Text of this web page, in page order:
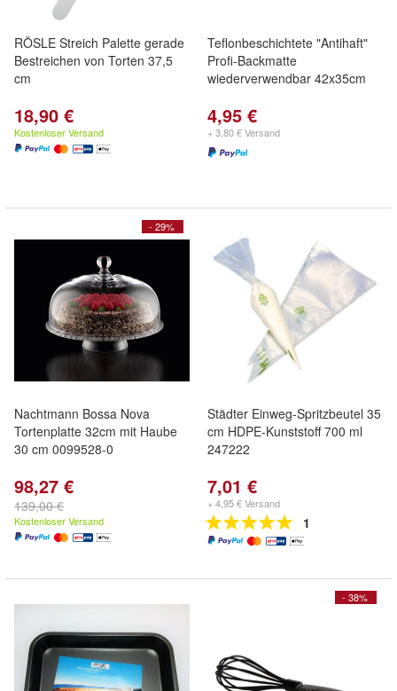
RÖSLE Streich Palette gerade
Bestreichen von Torten 37,5
cm
18,90 €
Kostenloser Versand
Teflonbeschichtete "Antihaft"
Profi-Backmatte
wiederverwendbar 42x35cm
4,95 €
+ 3,80 € Versand
- 29%
Nachtmann Bossa Nova
Tortenplatte 32cm mit Haube
30 cm 0099528-0
98,27 €
139,00 €
Kostenloser Versand
Städter Einweg-Spritzbeutel 35
cm HDPE-Kunststoff 700 ml
247222
7,01 €
+ 4,95 € Versand
1
- 38%